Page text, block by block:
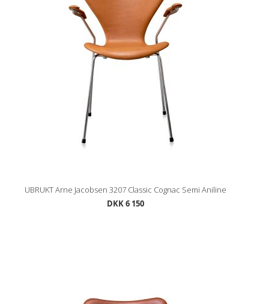
UBRUKT Arne Jacobsen 3207 Classic Cognac Semi Aniline
DKK 6 150